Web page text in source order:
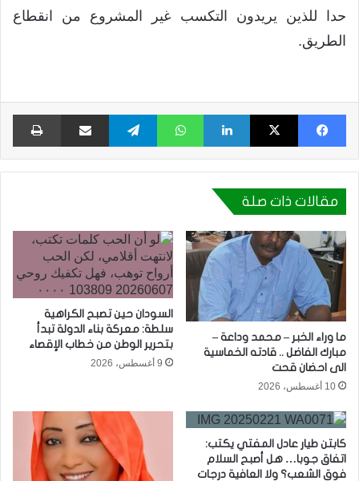
حدا للذين يريدون التكسب غير المشروع من انقطاع
الطريق.
فيسبوك X لينكدإن واتساب تيلقرام مشاركة عبر البريد
مقالات ذات صلة
ما وراء الخبر – محمد وداعة –
مبارك الفاضل .. قادته الخماسية
الى احضان قحت
10 أغسطس، 2026
السودان حين تصبح الكراهية
سلطة: معركة بناء الدولة تبدأ
بتحرير الوطن من خطاب الإقصاء
9 أغسطس، 2026
كابتن طيار عادل المفتي يكتب:
اتفاق جوبا… هل أصبح السلام
فوق الشعب؟ ولا العافية درجات